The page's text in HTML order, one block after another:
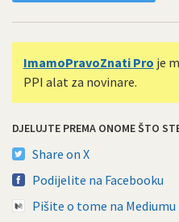
ImamoPravoZnati Pro je
PPI alat za novinare.
DJELUJTE PREMA ONOME ŠTO
Share on X
Podijelite na Facebooku
Pišite o tome na Mediumu